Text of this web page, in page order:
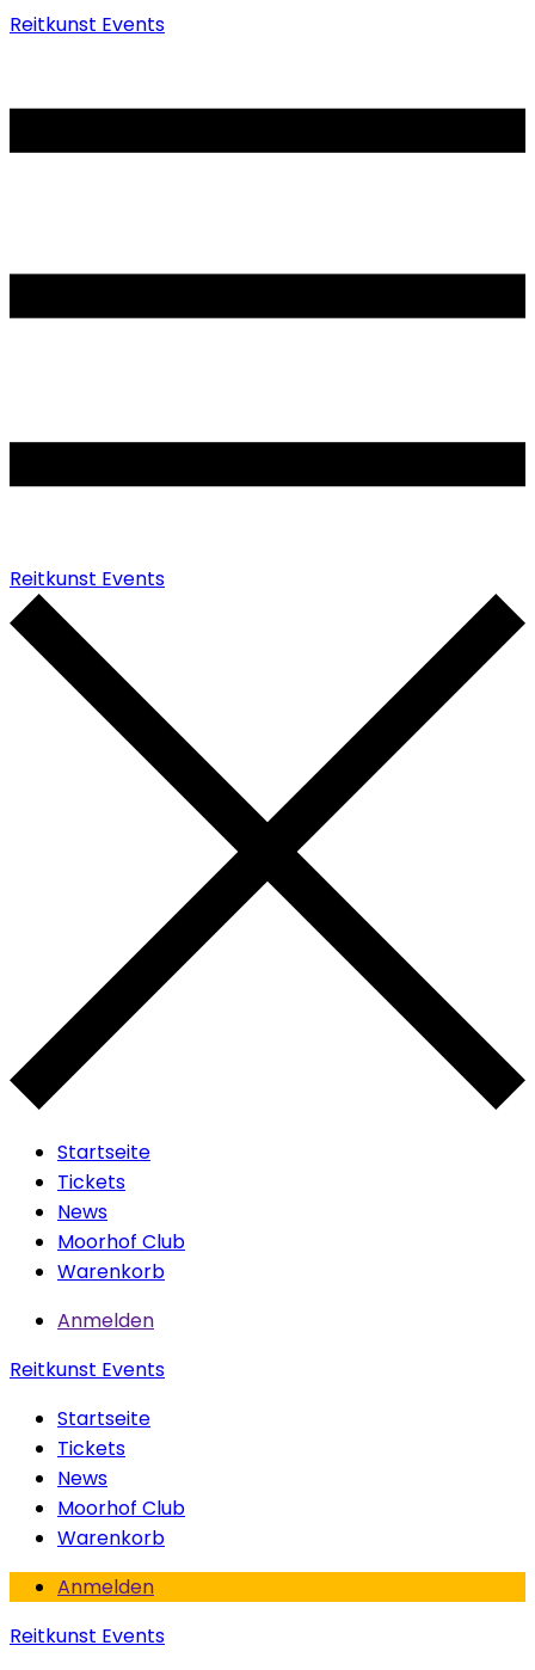
Reitkunst Events
Reitkunst Events
Startseite
Tickets
News
Moorhof Club
Warenkorb
Anmelden
Reitkunst Events
Startseite
Tickets
News
Moorhof Club
Warenkorb
Anmelden
Reitkunst Events